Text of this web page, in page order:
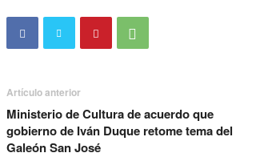
Artículo anterior
Ministerio de Cultura de acuerdo que
gobierno de Iván Duque retome tema del
Galeón San José